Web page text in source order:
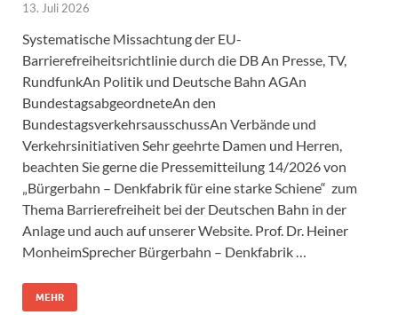
13. Juli 2026
Systematische Missachtung der EU-
Barrierefreiheitsrichtlinie durch die DB An Presse, TV,
RundfunkAn Politik und Deutsche Bahn AGAn
BundestagsabgeordneteAn den
BundestagsverkehrsausschussAn Verbände und
Verkehrsinitiativen Sehr geehrte Damen und Herren,
beachten Sie gerne die Pressemitteilung 14/2026 von
„Bürgerbahn – Denkfabrik für eine starke Schiene“ zum
Thema Barrierefreiheit bei der Deutschen Bahn in der
Anlage und auch auf unserer Website. Prof. Dr. Heiner
MonheimSprecher Bürgerbahn – Denkfabrik …
MEHR